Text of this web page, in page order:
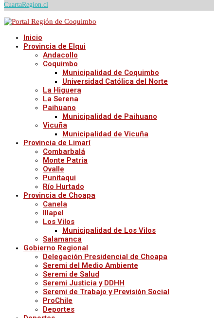
CuartaRegion.cl
Inicio
Provincia de Elqui
Andacollo
Coquimbo
Municipalidad de Coquimbo
Universidad Católica del Norte
La Higuera
La Serena
Paihuano
Municipalidad de Paihuano
Vicuña
Municipalidad de Vicuña
Provincia de Limarí
Combarbalá
Monte Patria
Ovalle
Punitaqui
Río Hurtado
Provincia de Choapa
Canela
Illapel
Los Vilos
Municipalidad de Los Vilos
Salamanca
Gobierno Regional
Delegación Presidencial de Choapa
Seremi del Medio Ambiente
Seremi de Salud
Seremi Justicia y DDHH
Seremi de Trabajo y Previsión Social
ProChile
Deportes